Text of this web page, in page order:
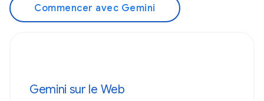
Commencer avec Gemini
Gemini sur le Web